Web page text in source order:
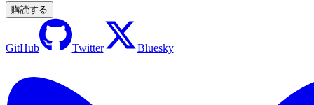
購読する
GitHub Twitter Bluesky